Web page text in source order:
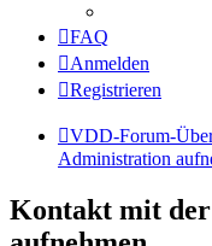
FAQ
Anmelden
Registrieren
VDD-Forum-
Administration
Kontakt mit